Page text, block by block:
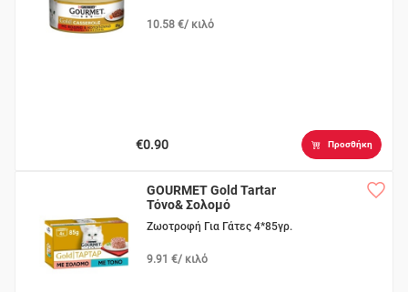
10.58 €/ κιλό
€0.90 Προσθήκη
GOURMET Gold Tartar
Τόνο& Σολομό
Ζωοτροφή Για Γάτες 4*85γρ.
9.91 €/ κιλό